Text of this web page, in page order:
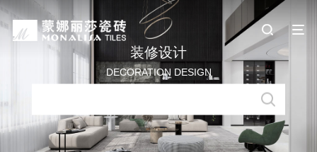
装修设计
DECORATION DESIGN